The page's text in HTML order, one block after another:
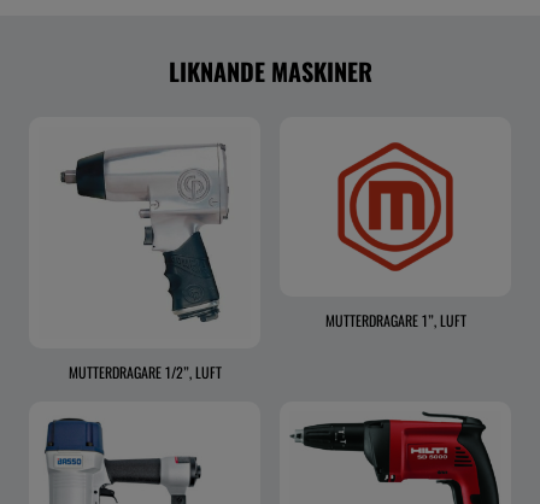
LIKNANDE MASKINER
MUTTERDRAGARE 1/2”, LUFT
MUTTERDRAGARE 1”, LUFT